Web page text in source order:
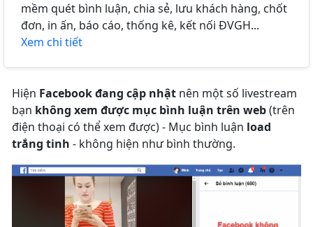
mềm quét bình luận, chia sẻ, lưu khách hàng, chốt
đơn, in ấn, báo cáo, thống kê, kết nối ĐVGH...
Xem chi tiết
Hiện Facebook đang cập nhật nên một số livestream
bạn không xem được mục bình luận trên web(trên
điện thoại có thể xem được) - Mục bình luận load
trắng tinh - không hiện như bình thường.